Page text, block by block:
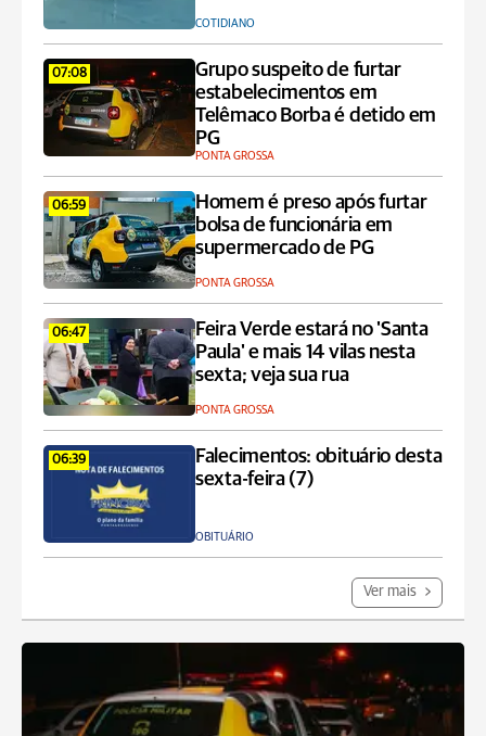
COTIDIANO
07:08
Grupo suspeito de furtar
estabelecimentos em
Telêmaco Borba é detido em
PG
PONTA GROSSA
06:59
Homem é preso após furtar
bolsa de funcionária em
supermercado de PG
PONTA GROSSA
06:47
Feira Verde estará no 'Santa
Paula' e mais 14 vilas nesta
sexta; veja sua rua
PONTA GROSSA
06:39
Falecimentos: obituário desta
sexta-feira (7)
OBITUÁRIO
Ver mais